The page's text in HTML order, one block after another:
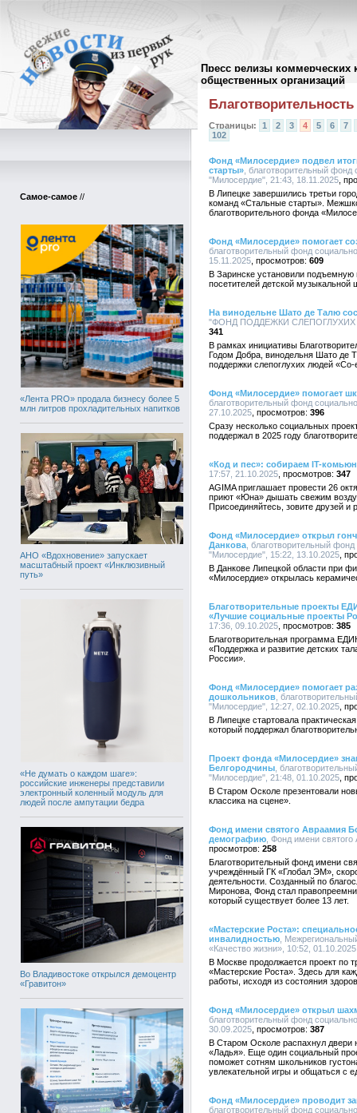
Пресс релизы коммерческих
общественных организаций
Самое-самое //
«Лента PRO» продала бизнесу более 5
млн литров прохладительных напитков
АНО «Вдохновение» запускает
масштабный проект «Инклюзивный
путь»
«Не думать о каждом шаге»:
российские инженеры представили
электронный коленный модуль для
людей после ампутации бедра
Во Владивостоке открылся демоцентр
«Гравитон»
Архив пресс-релизов//
Благотворительность
Страницы: 1 2 3 4 5 6
7
102
Фонд «Милосердие» подвел
старты» , благотворительный
"Милосердие", 21:43, 18.11.2025
В Липецке завершились третьи
команд «Стальные старты».
благотворительного фонда
Фонд «Милосердие» помогает
благотворительный фонд
15.11.2025
609
В Заринске установили
посетителей детской
На винодельне Шато де Талю
"ФОНД ПОДДЕЖКИ СЛЕПОГЛУХИХ
341
В рамках инициативы
Годом Добра, винодельня Шато де
поддержки слепоглухих людей «Со-
Фонд «Милосердие» помогает
благотворительный фонд
27.10.2025
396
Сразу несколько социальных
поддержал в 2025 году
«Код и пес»: собираем IT-
17:57, 21.10.2025
347
AGIMA приглашает провести 26
приют «Юна» дышать свежим
Присоединяйтесь, зовите друзей и
Фонд «Милосердие» открыл
Данкова , благотворительный
"Милосердие", 15:22, 13.10.2025
В Данкове Липецкой области при
«Милосердие» открылась
Благотворительные проекты
«Лучшие социальные проекты
17:36, 09.10.2025
385
Благотворительная программа
«Поддержка и развитие детских
России».
Фонд «Милосердие» помогает
дошкольников ,
"Милосердие", 12:27, 02.10.2025
В Липецке стартовала
который поддержал
Проект фонда «Милосердие»
Белгородчины ,
"Милосердие", 21:48, 01.10.2025
В Старом Осколе презентовали
классика на сцене».
Фонд имени святого Авраамия
демографию , Фонд имени
258
Благотворительный фонд имени
учреждённый ГК «Глобал ЭМ»,
деятельности. Созданный по
Миронова, Фонд стал
который существует более 13 лет.
«Мастерские Роста»:
инвалидностью ,
«Качество жизни», 10:52, 01.10.2025
В Москве продолжается проект по
«Мастерские Роста». Здесь для
работы, исходя из состояния
Фонд «Милосердие» открыл
благотворительный фонд
30.09.2025
387
В Старом Осколе распахнул двери
«Ладья». Еще один социальный
поможет сотням школьников
увлекательной игры и общаться с
Фонд «Милосердие» проводит
благотворительный фонд